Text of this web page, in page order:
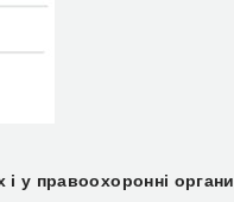
у правоохоронні органи